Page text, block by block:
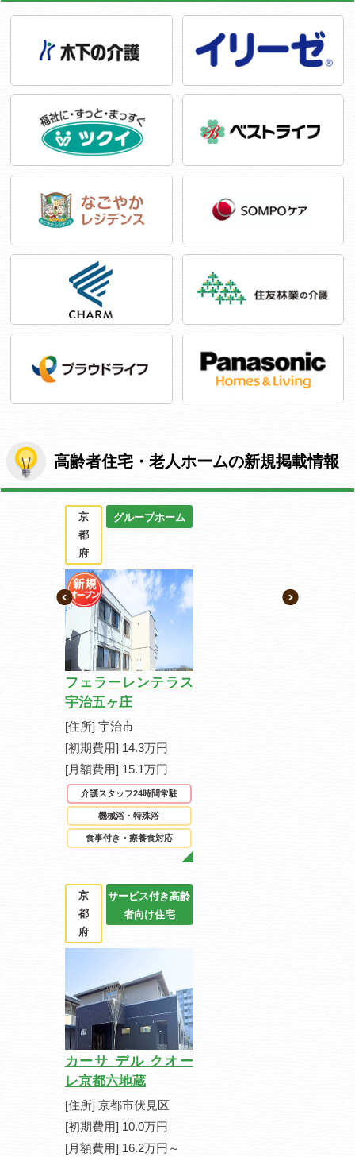
高齢者住宅・老人ホームの新規掲載情報
京
都
府
グループホーム
フェラーレンテラス
宇治五ヶ庄
[住所] 宇治市
[初期費用] 14.3万円
[月額費用] 15.1万円
介護スタッフ24時間常駐
機械浴・特殊浴
食事付き・療養食対応
京
都
府
サービス付き高齢
者向け住宅
カーサ デル クオー
レ京都六地蔵
[住所] 京都市伏見区
[初期費用] 10.0万円
[月額費用] 16.2万円～